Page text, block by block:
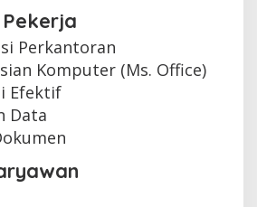
Perkantoran
Komputer (Ms. Office)
Efektif
Data